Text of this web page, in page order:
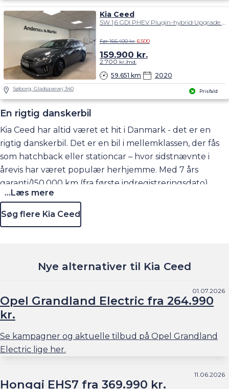
Prisfald
Kia Ceed
59.651 km 2020
Før 166.400 kr. 6.500
159.900 kr.
2.700 kr./md.
Søborg, Gladsaxevej 340
En rigtig danskerbil
Kia Ceed har altid været et hit i Danmark - det er en
rigtig danskerbil. Det er en bil i mellemklassen, der fås
som hatchback eller stationcar – hvor sidstnævnte i
årevis har været populær herhjemme. Med 7 års
garanti/150.000 km (fra første indregistreringsdato),
masser af udstyr til prisen og en kabine på niveau med
dyrere biler, giver Ceed meget bil for pengene. Den får
desuden med flere forskellige motortyper.
...Læs mere
Søg flere Kia Ceed
Nye alternativer til Kia Ceed
01.07.2026
Opel Grandland Electric fra 264.990
kr.
Se kampagner og aktuelle tilbud på Opel Grandland
Electric lige her.
11.06.2026
Hongqi EHS7 fra 369.990 kr.